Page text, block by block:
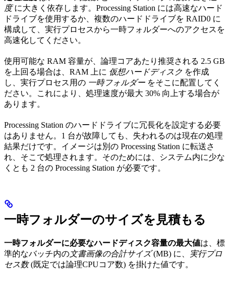
度に大きく依存します。Processing Station には高速なハード
ドライブを使用するか、複数のハードドライブを RAID0 に
構成して、実行プロセスから一時フォルダーへのアクセスを
高速化してください。
使用可能な RAM 容量が、論理コアあたり推奨される 2.5 GB
を上回る場合は、RAM 上に 仮想ハードディスク を作成
し、実行プロセス用の 一時フォルダーをそこに配置してく
ださい。これにより、処理速度が最大 30% 向上する場合が
あります。
Processing Station のハードドライブに冗長化を設定する必要
はありません。1 台が故障しても、失われるのは現在の処理
結果だけです。イメージは別の Processing Station に転送さ
れ、そこで処理されます。そのためには、システム内に少な
くとも 2 台の Processing Station が必要です。
一時フォルダーのサイズを見積もる
一時フォルダーに必要なハードディスク容量の最大値は、標
準的なバッチ内の文書画像の合計サイズ(MB) に、
実行プロ
セス数(既定では論理CPUコア数) を掛けた値です。